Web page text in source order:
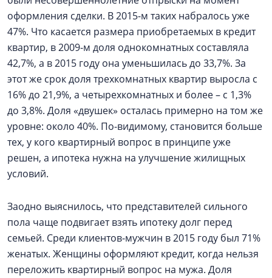
оформления сделки. В 2015-м таких набралось уже
47%. Что касается размера приобретаемых в кредит
квартир, в 2009-м доля однокомнатных составляла
42,7%, а в 2015 году она уменьшилась до 33,7%. За
этот же срок доля трехкомнатных квартир выросла с
16% до 21,9%, а четырехкомнатных и более – с 1,3%
до 3,8%. Доля «двушек» осталась примерно на том же
уровне: около 40%. По-видимому, становится больше
тех, у кого квартирный вопрос в принципе уже
решен, а ипотека нужна на улучшение жилищных
условий.
Заодно выяснилось, что представителей сильного
пола чаще подвигает взять ипотеку долг перед
семьей. Среди клиентов-мужчин в 2015 году был 71%
женатых. Женщины оформляют кредит, когда нельзя
переложить квартирный вопрос на мужа. Доля